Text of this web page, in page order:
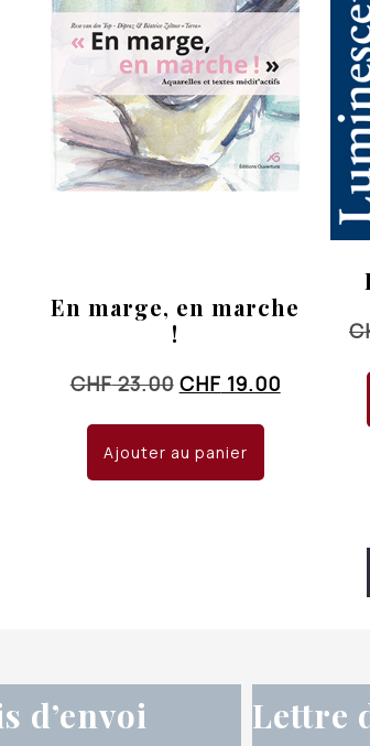
En marge, en marche
!
CHF23.00 Le
initial
CHF 19.00Le
Ajouter au panier
d’envoi Lettre